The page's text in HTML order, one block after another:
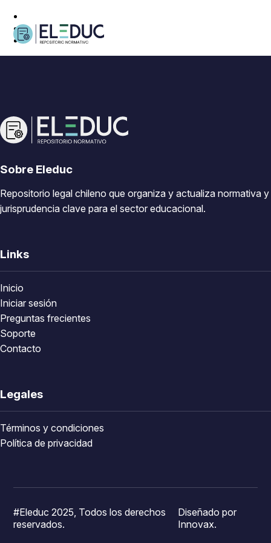
Sobre Eleduc
Repositorio legal chileno que organiza y actualiza normativa y
jurisprudencia clave para el sector educacional.
Links
Inicio
Iniciar sesión
Preguntas frecientes
Soporte
Contacto
Legales
Términos y condiciones
Política de privacidad
#Eleduc 2025, Todos los derechos
reservados.
Diseñado por
Innovax.